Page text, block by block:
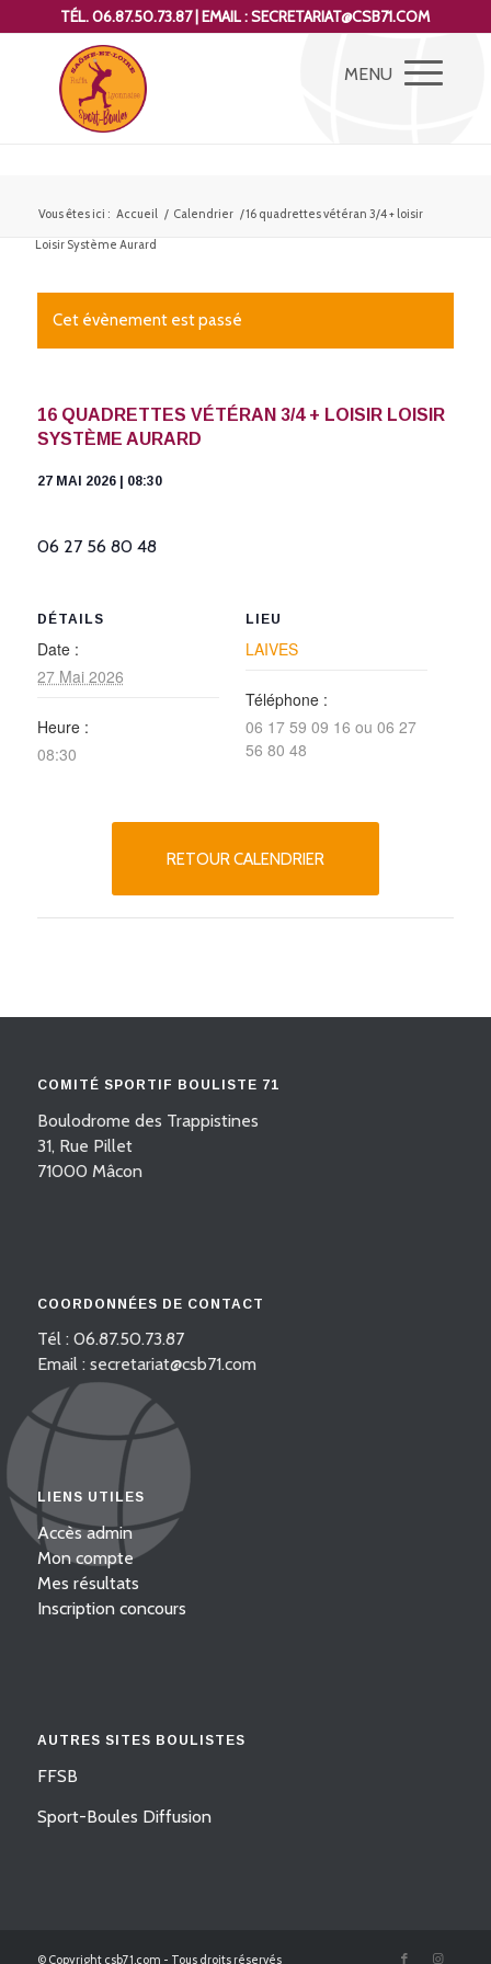
TÉL. 06.87.50.73.87 | EMAIL : SECRETARIAT@CSB71.COM
Vous êtes ici : Accueil / Calendrier /16 quadrettes vétéran 3/4 + loisir
Loisir Système Aurard
Cet évènement est passé
16 QUADRETTES VÉTÉRAN 3/4 + LOISIR LOISIR
SYSTÈME AURARD
27 MAI 2026 | 08:30
06 27 56 80 48
DÉTAILS
Date :
27 Mai 2026
Heure :
08:30
LIEU
LAIVES
Téléphone :
06 17 59 09 16 ou 06 27
56 80 48
RETOUR CALENDRIER
COMITÉ SPORTIF BOULISTE 71
Boulodrome des Trappistines
31, Rue Pillet
71000 Mâcon
COORDONNÉES DE CONTACT
Tél : 06.87.50.73.87
Email : secretariat@csb71.com
LIENS UTILES
Accès admin
Mon compte
Mes résultats
Inscription concours
AUTRES SITES BOULISTES
FFSB
Sport-Boules Diffusion
© Copyright csb71.com - Tous droits réservés